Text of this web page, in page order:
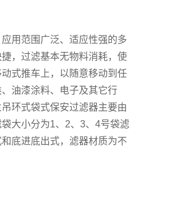
用范围广泛、适应性强的多
，过滤基本无物料消耗，使
式推车上，以随意移动到任
油漆涂料、电子及其它行
环式袋式保安过滤器主要由
大小分为1、2、3、4号袋滤
底进底出式，滤器材质为不